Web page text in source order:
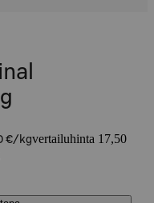
€/kgvertailuhinta 17,50